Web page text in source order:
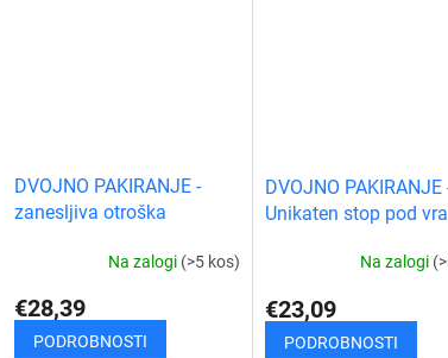
DVOJNO PAKIRANJE -
zanesljiva otroška
omarice (20 kosov)
Na zalogi (>5 kos)
€28,39
PODROBNOSTI
DVOJNO PAKIRANJE
Unikaten stop pod
Na zalogi
€23,09
PODROBNOSTI